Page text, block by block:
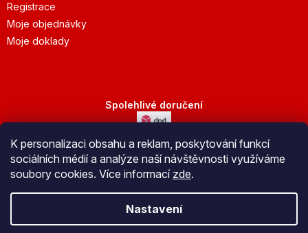
K personalizaci obsahu a reklam, poskytování funkcí
sociálních médií a analýze naší návštěvnosti využíváme
soubory cookies. Více informací zde.
Nastavení
Registrace
Moje objednávky
Moje doklady
Spolehlivé doručení
Bezpečná platba